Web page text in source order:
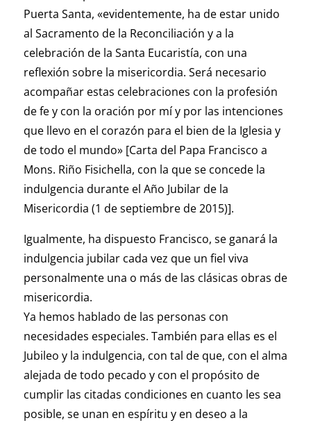
Puerta Santa, «evidentemente, ha de estar unido
al Sacramento de la Reconciliación y a la
celebración de la Santa Eucaristía, con una
reflexión sobre la misericordia. Será necesario
acompañar estas celebraciones con la profesión
de fe y con la oración por mí y por las intenciones
que llevo en el corazón para el bien de la Iglesia y
de todo el mundo» [Carta del Papa Francisco a
Mons. Riño Fisichella, con la que se concede la
indulgencia durante el Año Jubilar de la
Misericordia (1 de septiembre de 2015)].
Igualmente, ha dispuesto Francisco, se ganará la
indulgencia jubilar cada vez que un fiel viva
personalmente una o más de las clásicas obras de
misericordia.
Ya hemos hablado de las personas con
necesidades especiales. También para ellas es el
Jubileo y la indulgencia, con tal de que, con el alma
alejada de todo pecado y con el propósito de
cumplir las citadas condiciones en cuanto les sea
posible, se unan en espíritu y en deseo a la